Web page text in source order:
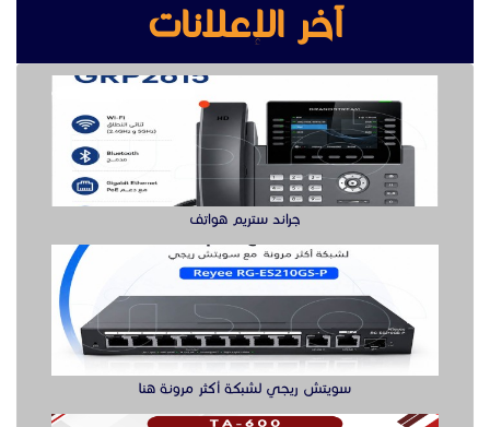
آخر الإعلانات
جراند ستريم هواتف
سويتش ريجي لشبكة أكثر مرونة هنا